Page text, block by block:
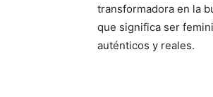
transformadora en la
que significa ser
auténticos y reales.